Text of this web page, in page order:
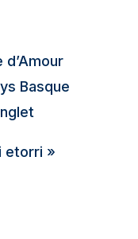
d’Amour
Basque
etorri »